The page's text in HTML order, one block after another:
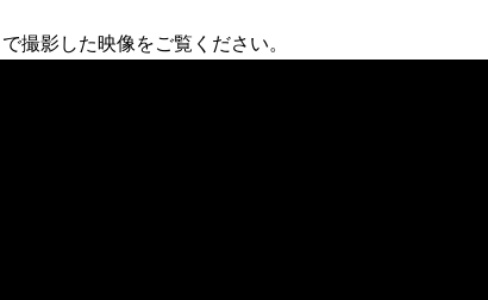
撮影した映像をご覧ください。